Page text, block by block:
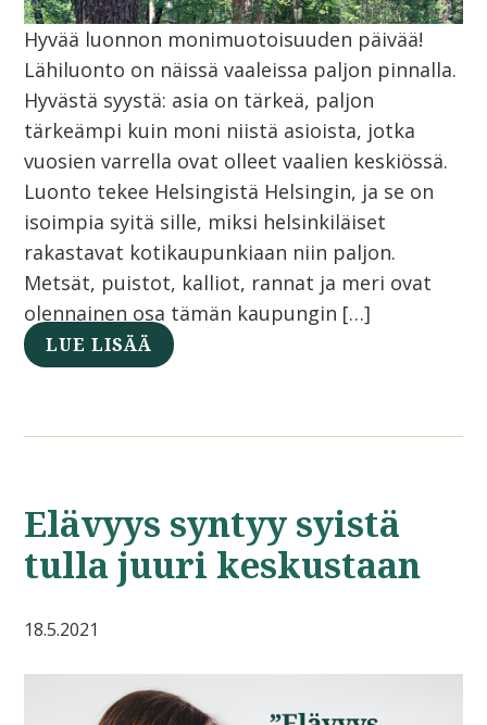
Hyvää luonnon monimuotoisuuden päivää!
Lähiluonto on näissä vaaleissa paljon pinnalla.
Hyvästä syystä: asia on tärkeä, paljon
tärkeämpi kuin moni niistä asioista, jotka
vuosien varrella ovat olleet vaalien keskiössä.
Luonto tekee Helsingistä Helsingin, ja se on
isoimpia syitä sille, miksi helsinkiläiset
rakastavat kotikaupunkiaan niin paljon.
Metsät, puistot, kalliot, rannat ja meri ovat
olennainen osa tämän kaupungin […]
LUE LISÄÄ
Elävyys syntyy syistä
tulla juuri keskustaan
18.5.2021